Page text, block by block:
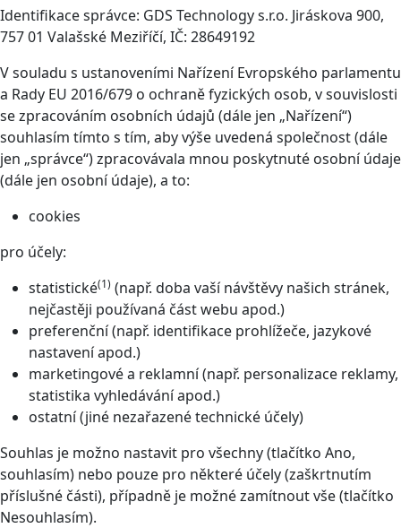
Identifikace správce: GDS Technology s.r.o. Jiráskova 900,
757 01 Valašské Meziříčí, IČ: 28649192
V souladu s ustanoveními Nařízení Evropského parlamentu
a Rady EU 2016/679 o ochraně fyzických osob, v souvislosti
se zpracováním osobních údajů (dále jen „Nařízení“)
souhlasím tímto s tím, aby výše uvedená společnost (dále
jen „správce“) zpracovávala mnou poskytnuté osobní údaje
(dále jen osobní údaje), a to:
cookies
pro účely:
statistické(1) (např. doba vaší návštěvy našich stránek,
nejčastěji používaná část webu apod.)
preferenční (např. identifikace prohlížeče, jazykové
nastavení apod.)
marketingové a reklamní (např. personalizace reklamy,
statistika vyhledávání apod.)
ostatní (jiné nezařazené technické účely)
Souhlas je možno nastavit pro všechny (tlačítko Ano,
souhlasím) nebo pouze pro některé účely (zaškrtnutím
příslušné části), případně je možné zamítnout vše (tlačítko
Nesouhlasím).